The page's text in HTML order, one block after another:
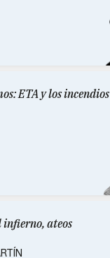
ETA y los incendios
infierno, ateos